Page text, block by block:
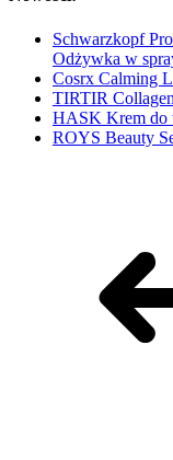
Schwarzkopf
Odżywka w
Cosrx Calming
TIRTIR
HASK Krem do
ROYS Beauty